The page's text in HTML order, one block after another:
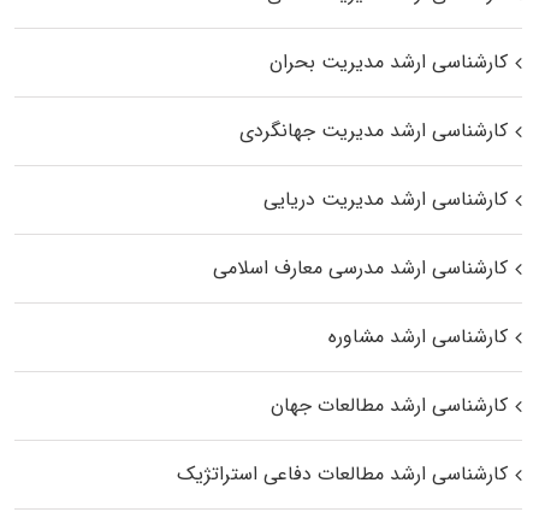
کارشناسی ارشد مدیریت بحران
کارشناسی ارشد مدیریت جهانگردی
کارشناسی ارشد مدیریت دریایی
کارشناسی ارشد مدرسی معارف اسلامی
کارشناسی ارشد مشاوره
کارشناسی ارشد مطالعات جهان
کارشناسی ارشد مطالعات دفاعی استراتژیک